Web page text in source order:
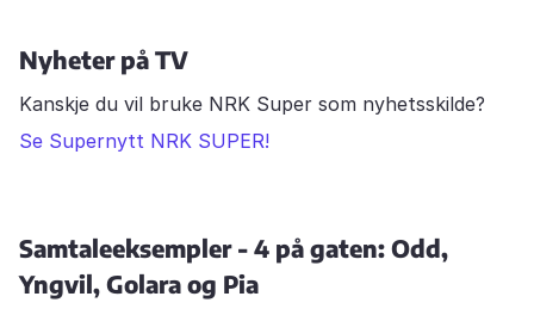
Nyheter på TV
Kanskje du vil bruke NRK Super som nyhetsskilde?
Se Supernytt NRK SUPER!
Samtaleeksempler - 4 på gaten: Odd,
Yngvil, Golara og Pia